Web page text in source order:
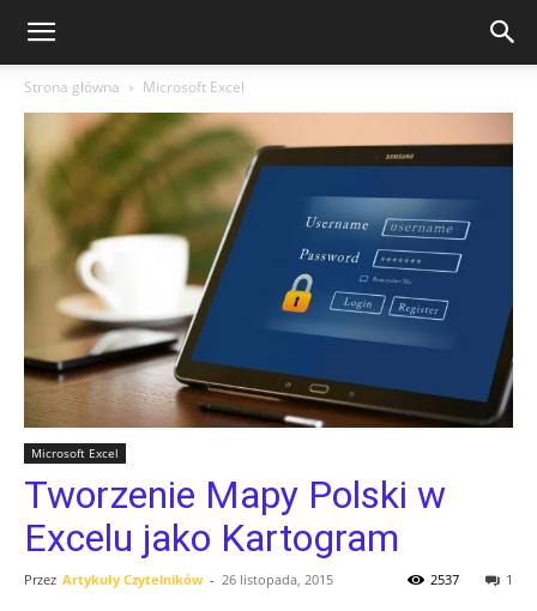
Strona główna Microsoft Excel
Microsoft Excel
Tworzenie Mapy Polski w
Excelu jako Kartogram
Przez Artykuły Czytelników - 26 listopada, 2015 1
2537